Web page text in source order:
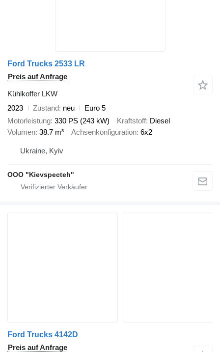
Ford Trucks 2533 LR
Preis auf Anfrage
Kühlkoffer LKW
2023
Zustand neu
Euro 5
Motorleistung 330 PS (243 kW) Kraftstoff Diesel
Volumen 38.7 m³ Achsenkonfiguration 6x2
Ukraine, Kyiv
OOO "Kievspecteh"
Ford Trucks 4142D
Preis auf Anfrage